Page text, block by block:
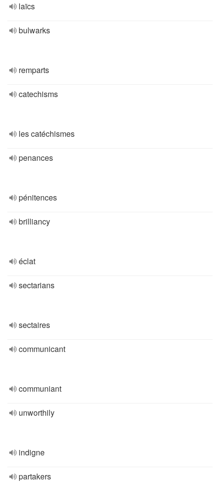
laïcs
bulwarks
remparts
catechisms
les catéchismes
penances
pénitences
brilliancy
éclat
sectarians
sectaires
communicant
communiant
unworthily
indigne
partakers